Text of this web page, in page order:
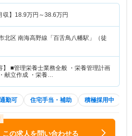
収】 18.9万円～38.6万円
北区 南海高野線「百舌鳥八幡駅」（徒
】 ■管理栄養士業務全般 ・栄養管理計画
献立作成 ・栄養…
勤可 住宅手当・補助 積極採用中
この求人を問い合わせる